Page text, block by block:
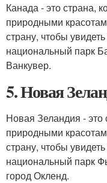
Канада - это страна,
природными
страну, чтобы
национальный парк
Ванкувер.
5. Новая
Новая Зеландия - это
природными
страну, чтобы
национальный парк
город Окленд.